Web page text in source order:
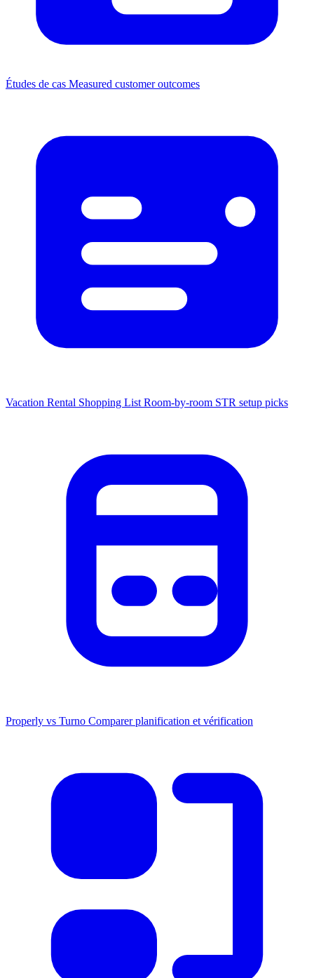
Études de cas Measured customer outcomes
Vacation Rental Shopping List Room-by-room STR setup picks
Properly vs Turno Comparer planification et vérification